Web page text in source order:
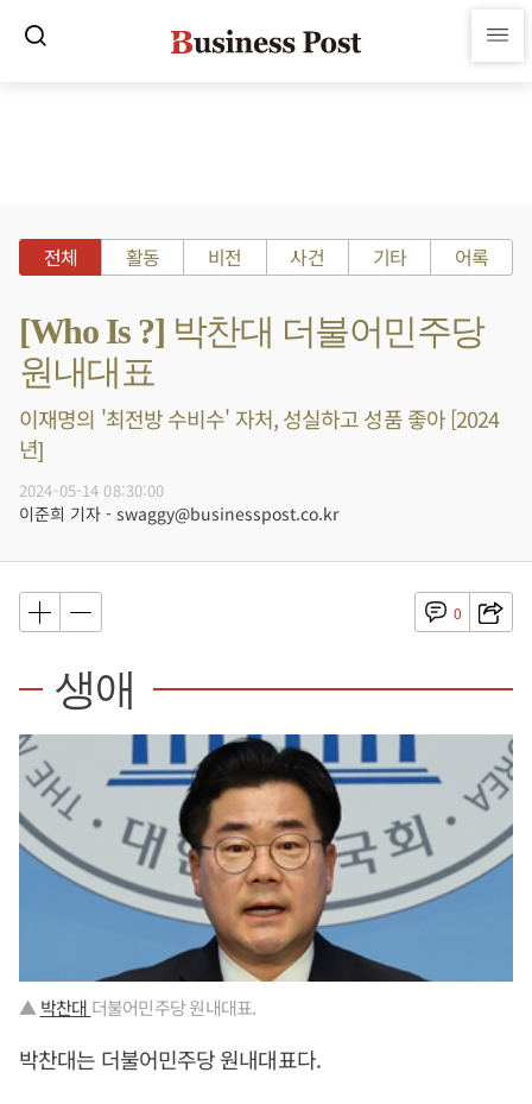
전체 활동 비전 사건 기타 어록
[Who Is ?] 박찬대 더불어민주당
원내대표
이재명의 '최전방 수비수' 자처, 성실하고 성품 좋아 [2024
년]
2024-05-14 08:30:00
이준희 기자 - swaggy@businesspost.co.kr
0
생애
▲ 박찬대 더불어민주당 원내대표.
박찬대는 더불어민주당 원내대표다.